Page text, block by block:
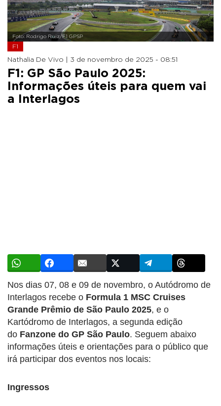
Foto: Rodrigo Ruiz/F1 GPSP
F1
Nathalia De Vivo | 3 de novembro de 2025 - 08:51
F1: GP São Paulo 2025:
Informações úteis para quem vai
a Interlagos
Nos dias 07, 08 e 09 de novembro, o Autódromo de
Interlagos recebe o Formula 1 MSC Cruises
Grande Prêmio de São Paulo 2025, e o
Kartódromo de Interlagos, a segunda edição
do Fanzone do GP São Paulo. Seguem abaixo
informações úteis e orientações para o público que
irá participar dos eventos nos locais:
Ingressos